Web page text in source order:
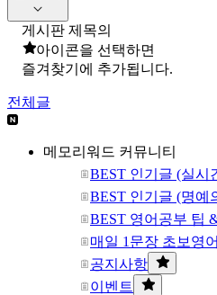
게시판 제목의
아이콘을 선택하면
즐겨찾기에 추가됩니다.
전체글
메모리워드 커뮤니티
BEST 인기글 (실시
BEST 인기글 (명예
BEST 영어공부 팁
매일 1문장 초보영
공지사항
이벤트